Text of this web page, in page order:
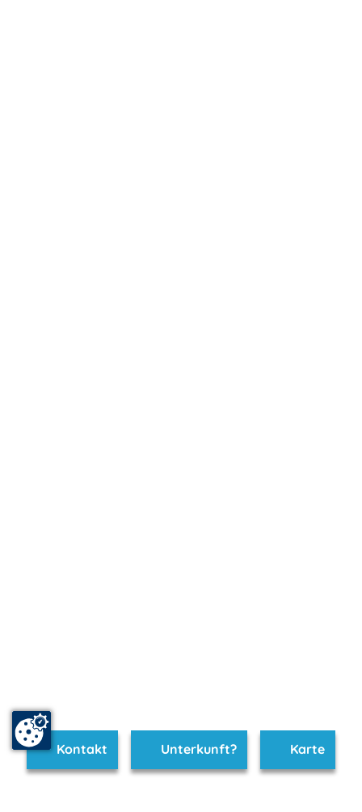
Kontakt Unterkunft? Karte